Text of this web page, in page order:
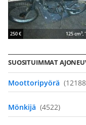
250 € 125 cm³,
SUOSITUIMMAT
(4522)